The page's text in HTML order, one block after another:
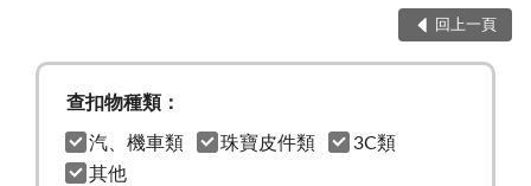
回上一頁
查扣物種類：
汽、機車類 珠寶皮件類
3C類
其他